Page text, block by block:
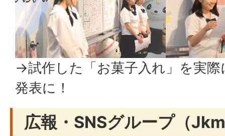
→試作した「お菓子入れ」を実
発表に！
広報・SNSグループ（